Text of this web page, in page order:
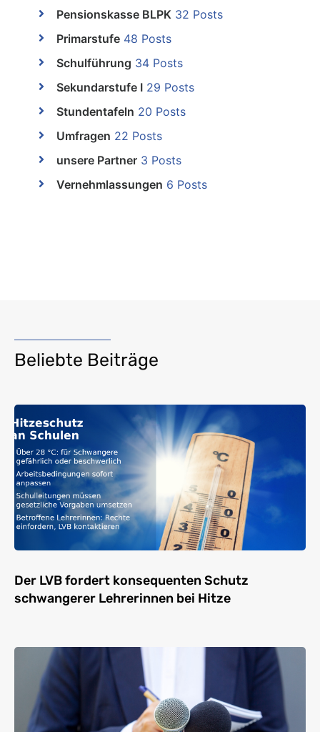
Pensionskasse BLPK 32 Posts
Primarstufe 48 Posts
Schulführung 34 Posts
Sekundarstufe I 29 Posts
Stundentafeln 20 Posts
Umfragen 22 Posts
unsere Partner 3 Posts
Vernehmlassungen 6 Posts
Beliebte Beiträge
Der LVB fordert konsequenten Schutz
schwangerer Lehrerinnen bei Hitze